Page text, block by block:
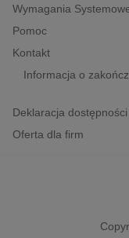
historia
Wymagania
Pomoc
Kontakt
Informacja o
Deklaracja dostępności
Oferta dla firm